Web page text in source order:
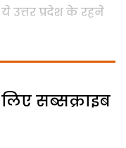
उत्तर प्रदेश के रहने
सब्सक्राइब